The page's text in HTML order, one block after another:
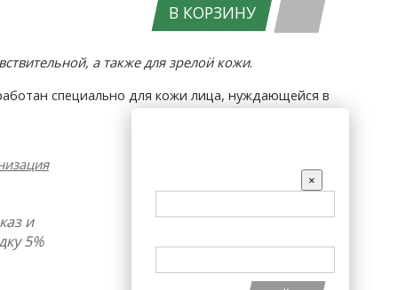
ВХОД НА САЙТ
×
В КОРЗИНУ
а также для зрелой кожи.
специально для кожи лица, нуждающейся в
и
5%